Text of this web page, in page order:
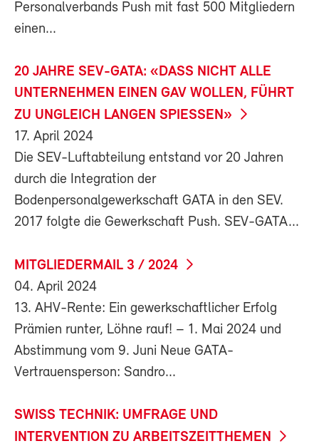
Personalverbands Push mit fast 500 Mitgliedern
einen...
20 JAHRE SEV-GATA: «DASS NICHT ALLE
UNTERNEHMEN EINEN GAV WOLLEN, FÜHRT
ZU UNGLEICH LANGEN SPIESSEN»
17. April 2024
Die SEV-Luftabteilung entstand vor 20 Jahren
durch die Integration der
Bodenpersonalgewerkschaft GATA in den SEV.
2017 folgte die Gewerkschaft Push. SEV-GATA...
MITGLIEDERMAIL 3 / 2024
04. April 2024
13. AHV-Rente: Ein gewerkschaftlicher Erfolg
Prämien runter, Löhne rauf! – 1. Mai 2024 und
Abstimmung vom 9. Juni Neue GATA-
Vertrauensperson: Sandro...
SWISS TECHNIK: UMFRAGE UND
INTERVENTION ZU ARBEITSZEITTHEMEN